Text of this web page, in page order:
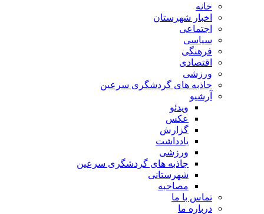
خانه
اخبار شهرستان
اجتماعی
سیاسی
فرهنگی
اقتصادی
ورزشی
جاذبه های گردشگری سرعین
آرشیو
ویدئو
عکس
گزارش
یادداشت
ورزشی
جاذبه های گردشگری سرعین
شهرستانی
مصاحبه
تماس با ما
درباره ما